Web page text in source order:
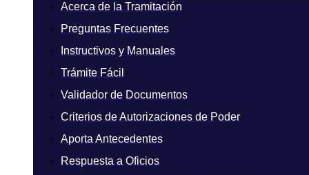
Acerca de la Tramitación
Preguntas Frecuentes
Instructivos y Manuales
Trámite Fácil
Validador de Documentos
Criterios de Autorizaciones de Poder
Aporta Antecedentes
Respuesta a Oficios